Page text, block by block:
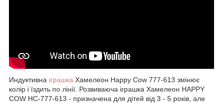
Индуктивна іграшка Хамелеон Happy Cow 777-613 змінює
колір і їздить по лінії. Розвиваюча іграшка Хамелеон HAPPY
COW HC-777-613 - призначена для дітей від 3 - 5 років, але